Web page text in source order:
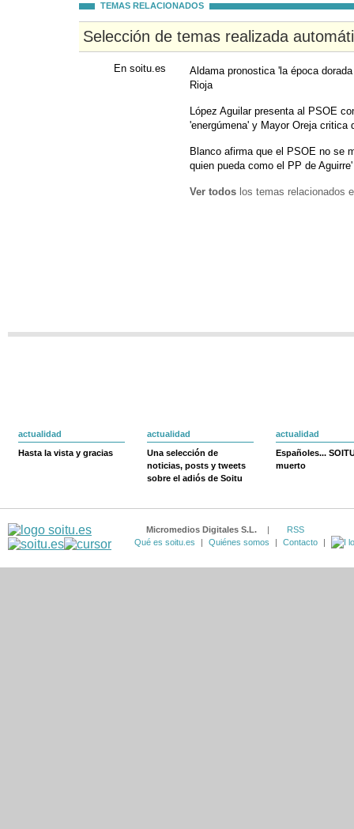
TEMAS RELACIONADOS
Selección de temas realizada
En soitu.es
Aldama pronostica 'la época
Rioja
López Aguilar presenta al PSOE
'energúmena' y Mayor Oreja critica
Blanco afirma que el PSOE no se
quien pueda como el PP de Aguirre'
Ver todos los temas relacionados
actualidad
Hasta la vista y gracias
actualidad
Una selección de
noticias, posts y tweets
sobre el adiós de Soitu
actualidad
Españoles...
muerto
Micromedios Digitales S.L. |
RSS
Qué es soitu.es
| Quiénes somos | Contacto |